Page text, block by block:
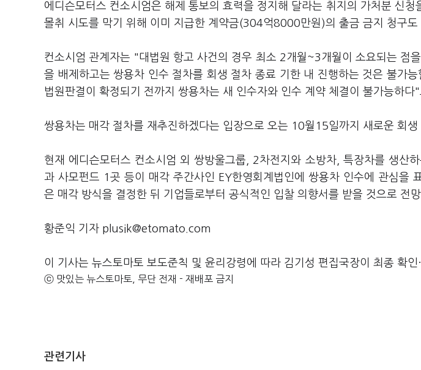
에디슨모터스 컨소시엄은 해제 통보의 효력을 정지해 달라는 취지의 가처분 신청
몰취 시도를 막기 위해 이미 지급한 계약금(304억8000만원)의 출금 금지 청구도
컨소시엄 관계자는 "대법원 항고 사건의 경우 최소 2개월~3개월이 소요되는 점
을 배제하고는 쌍용차 인수 절차를 회생 절차 종료 기한 내 진행하는 것은 불가
법원판결이 확정되기 전까지 쌍용차는 새 인수자와 인수 계약 체결이 불가능하다"
쌍용차는 매각 절차를 재추진하겠다는 입장으로 오는 10월15일까지 새로운 회생
현재 에디슨모터스 컨소시엄 외 쌍방울그룹, 2차전지와 소방차, 특장차를 생산
과 사모펀드 1곳 등이 매각 주간사인 EY한영회계법인에 쌍용차 인수에 관심을
은 매각 방식을 결정한 뒤 기업들로부터 공식적인 입찰 의향서를 받을 것으로 전망
황준익 기자 plusik@etomato.com
이 기사는 뉴스토마토 보도준칙 및 윤리강령에 따라 김기성 편집국장이 최종 확인
ⓒ 맛있는 뉴스토마토, 무단 전재 - 재배포 금지
관련기사